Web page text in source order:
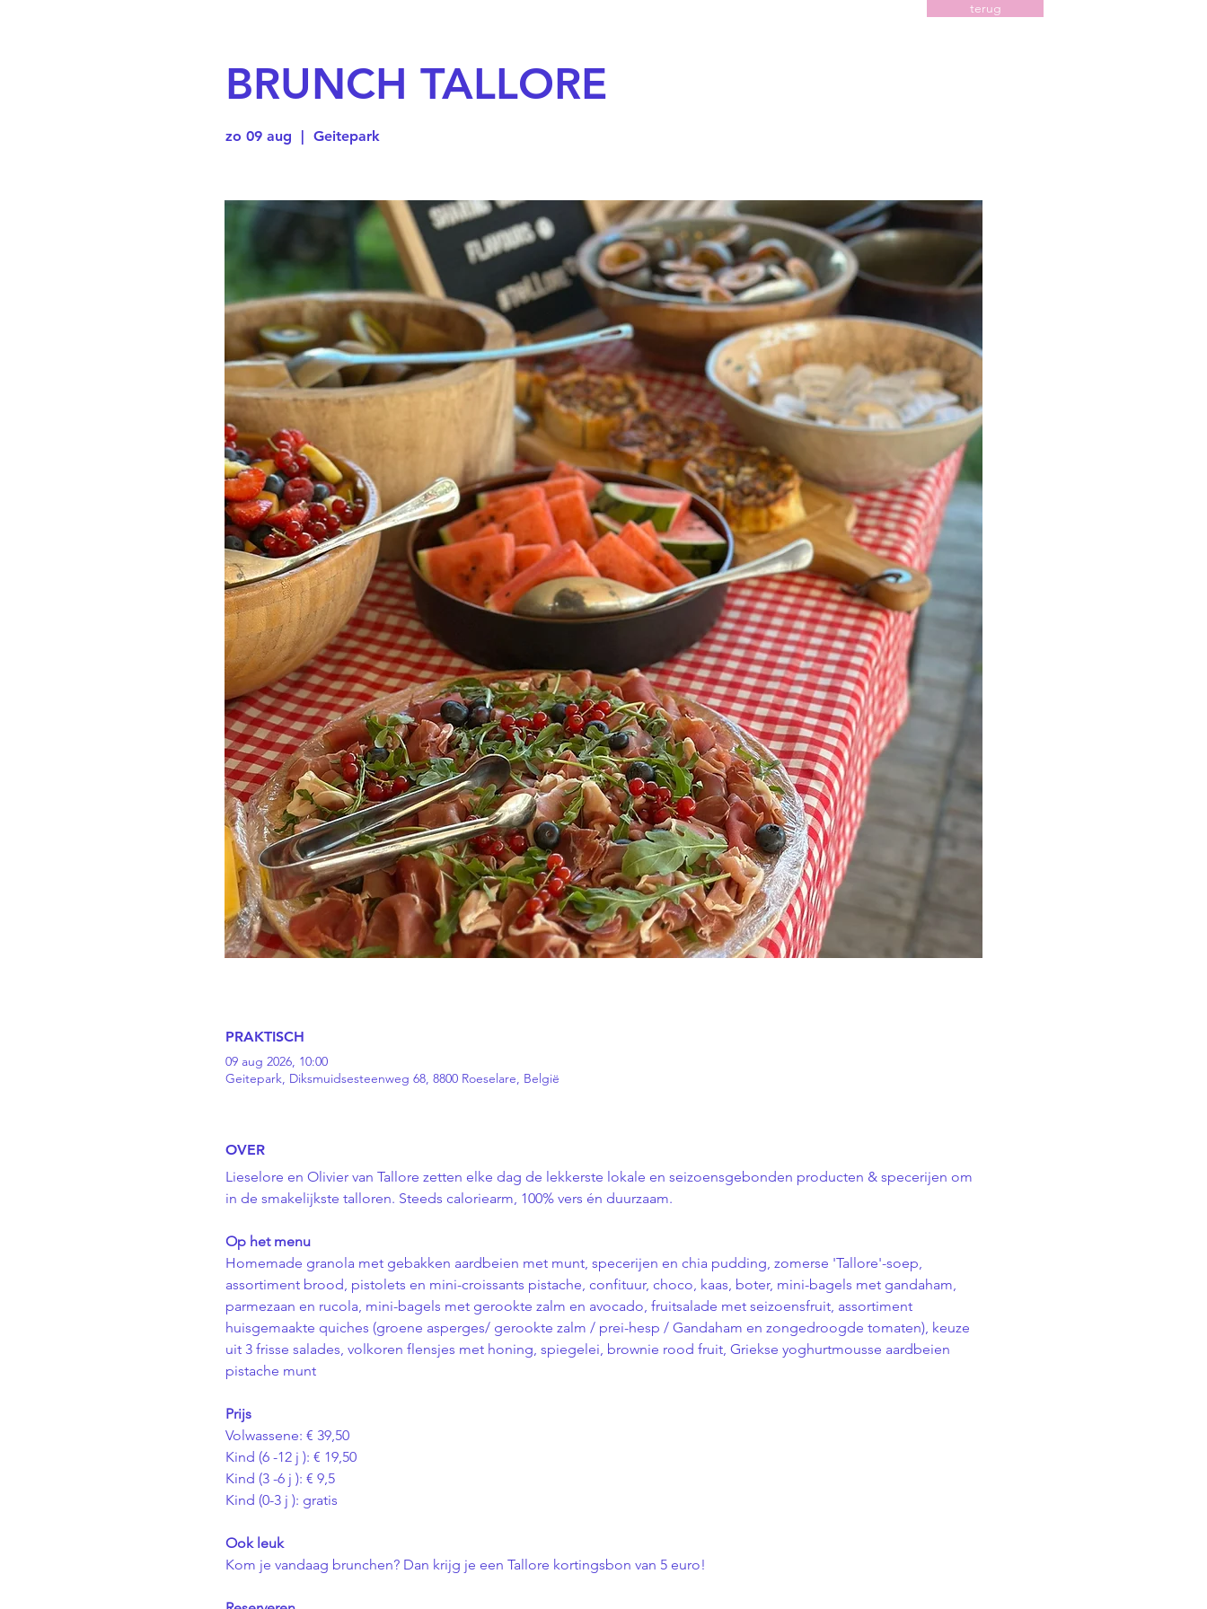
BRUNCH TALLORE
zo 09 aug Geitepark
PRAKTISCH
09 aug 2026, 10:00
Geitepark, Diksmuidsesteenweg 68, 8800 Roeselare, België
OVER
Lieselore en Olivier van Tallore zetten elke dag de lekkerste lokale en seizoensgebonden producten & specerijen om
in de smakelijkste talloren. Steeds caloriearm, 100% vers én duurzaam.
Op het menu
Homemade granola met gebakken aardbeien met munt, specerijen en chia pudding, zomerse 'Tallore'-soep,
assortiment brood, pistolets en mini-croissants pistache, confituur, choco, kaas, boter, mini-bagels met gandaham,
parmezaan en rucola, mini-bagels met gerookte zalm en avocado, fruitsalade met seizoensfruit, assortiment
huisgemaakte quiches (groene asperges/ gerookte zalm / prei-hesp / Gandaham en zongedroogde tomaten), keuze
uit 3 frisse salades, volkoren flensjes met honing, spiegelei, brownie rood fruit, Griekse yoghurtmousse aardbeien
pistache munt
Prijs
Volwassene: € 39,50
Kind (6 -12 j ): € 19,50
Kind (3 -6 j ): € 9,5
Kind (0-3 j ): gratis
Ook leuk
Kom je vandaag brunchen? Dan krijg je een Tallore kortingsbon van 5 euro!
terug